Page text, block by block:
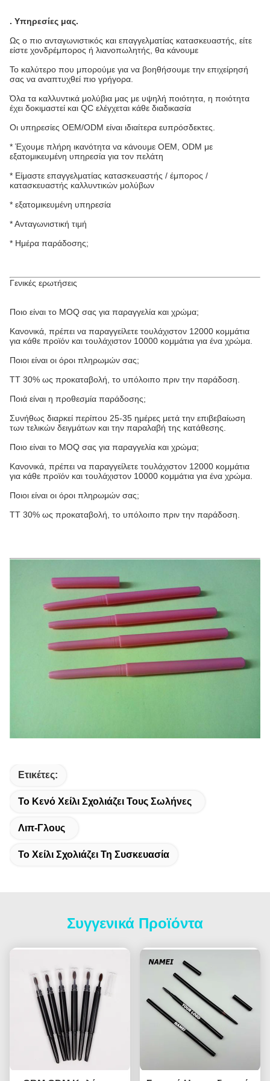
. Υπηρεσίες μας.
Ως ο πιο ανταγωνιστικός και επαγγελματίας κατασκευαστής, είτε
είστε χονδρέμπορος ή λιανοπωλητής, θα κάνουμε
Το καλύτερο που μπορούμε για να βοηθήσουμε την επιχείρησή
σας να αναπτυχθεί πιο γρήγορα.
Όλα τα καλλυντικά μολύβια μας με υψηλή ποιότητα, η ποιότητα
έχει δοκιμαστεί και QC ελέγχεται κάθε διαδικασία
Οι υπηρεσίες OEM/ODM είναι ιδιαίτερα ευπρόσδεκτες.
* Έχουμε πλήρη ικανότητα να κάνουμε OEM, ODM με
εξατομικευμένη υπηρεσία για τον πελάτη
* Είμαστε επαγγελματίας κατασκευαστής / έμπορος /
κατασκευαστής καλλυντικών μολύβων
* εξατομικευμένη υπηρεσία
* Ανταγωνιστική τιμή
* Ημέρα παράδοσης;
Γενικές ερωτήσεις
Ποιο είναι το MOQ σας για παραγγελία και χρώμα;
Κανονικά, πρέπει να παραγγείλετε τουλάχιστον 12000 κομμάτια
για κάθε προϊόν και τουλάχιστον 10000 κομμάτια για ένα χρώμα.
Ποιοι είναι οι όροι πληρωμών σας;
TT 30% ως προκαταβολή, το υπόλοιπο πριν την παράδοση.
Ποιά είναι η προθεσμία παράδοσης;
Συνήθως διαρκεί περίπου 25-35 ημέρες μετά την επιβεβαίωση
των τελικών δειγμάτων και την παραλαβή της κατάθεσης.
Ποιο είναι το MOQ σας για παραγγελία και χρώμα;
Κανονικά, πρέπει να παραγγείλετε τουλάχιστον 12000 κομμάτια
για κάθε προϊόν και τουλάχιστον 10000 κομμάτια για ένα χρώμα.
Ποιοι είναι οι όροι πληρωμών σας;
TT 30% ως προκαταβολή, το υπόλοιπο πριν την παράδοση.
Ετικέτες:
Το Κενό Χείλι Σχολιάζει Τους Σωλήνες
Λιπ-Γλους
Το Χείλι Σχολιάζει Τη Συσκευασία
Συγγενικά Προϊόντα